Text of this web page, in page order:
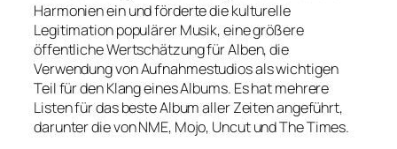
Harmonien ein und förderte die kulturelle
Legitimation populärer Musik, eine größere
öffentliche Wertschätzung für Alben, die
Verwendung von Aufnahmestudios als wichtigen
Teil für den Klang eines Albums. Es hat mehrere
Listen für das beste Album aller Zeiten angeführt,
darunter die von NME, Mojo, Uncut und The Times.